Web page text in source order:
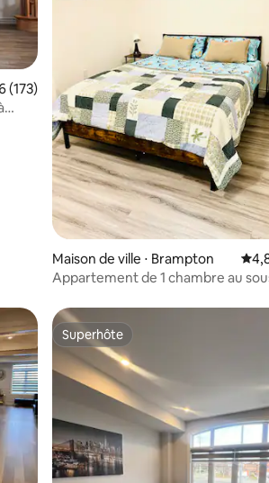
moyenne sur la base de 173
(173)
Maison de ville ⋅ Brampton
Appartement de 1 chambre au
Superhôte
Superhôte